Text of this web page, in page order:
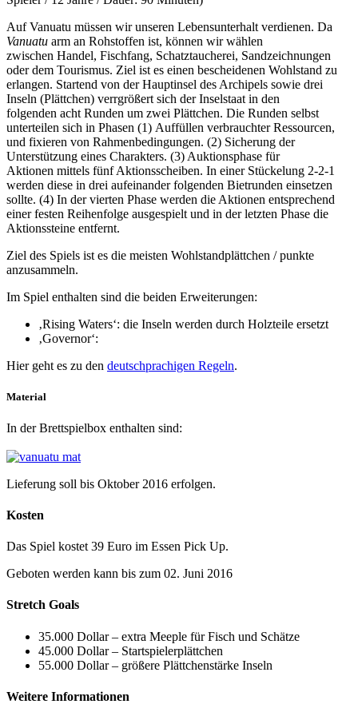
Auf Vanuatu müssen wir unseren Lebensunterhalt verdienen. Da
Vanuatu arm an Rohstoffen ist, können wir wählen
zwischen Handel, Fischfang, Schatztaucherei, Sandzeichnungen
oder dem Tourismus. Ziel ist es einen bescheidenen Wohlstand zu
erlangen. Startend von der Hauptinsel des Archipels sowie drei
Inseln (Plättchen) verrgrößert sich der Inselstaat in den
folgenden acht Runden um zwei Plättchen. Die Runden selbst
unterteilen sich in Phasen (1) Auffüllen verbrauchter Ressourcen,
und fixieren von Rahmenbedingungen. (2) Sicherung der
Unterstützung eines Charakters. (3) Auktionsphase für
Aktionen mittels fünf Aktionsscheiben. In einer Stückelung 2-2-1
werden diese in drei aufeinander folgenden Bietrunden einsetzen
sollte. (4) In der vierten Phase werden die Aktionen entsprechend
einer festen Reihenfolge ausgespielt und in der letzten Phase die
Aktionssteine entfernt.
Ziel des Spiels ist es die meisten Wohlstandplättchen / punkte
anzusammeln.
Im Spiel enthalten sind die beiden Erweiterungen:
‚Rising Waters‘: die Inseln werden durch Holzteile ersetzt
‚Governor‘:
Hier geht es zu den deutschprachigen Regeln.
Material
In der Brettspielbox enthalten sind:
Lieferung soll bis Oktober 2016 erfolgen.
Kosten
Das Spiel kostet 39 Euro im Essen Pick Up.
Geboten werden kann bis zum 02. Juni 2016
Stretch Goals
35.000 Dollar – extra Meeple für Fisch und Schätze
45.000 Dollar – Startspielerplättchen
55.000 Dollar – größere Plättchenstärke Inseln
Weitere Informationen